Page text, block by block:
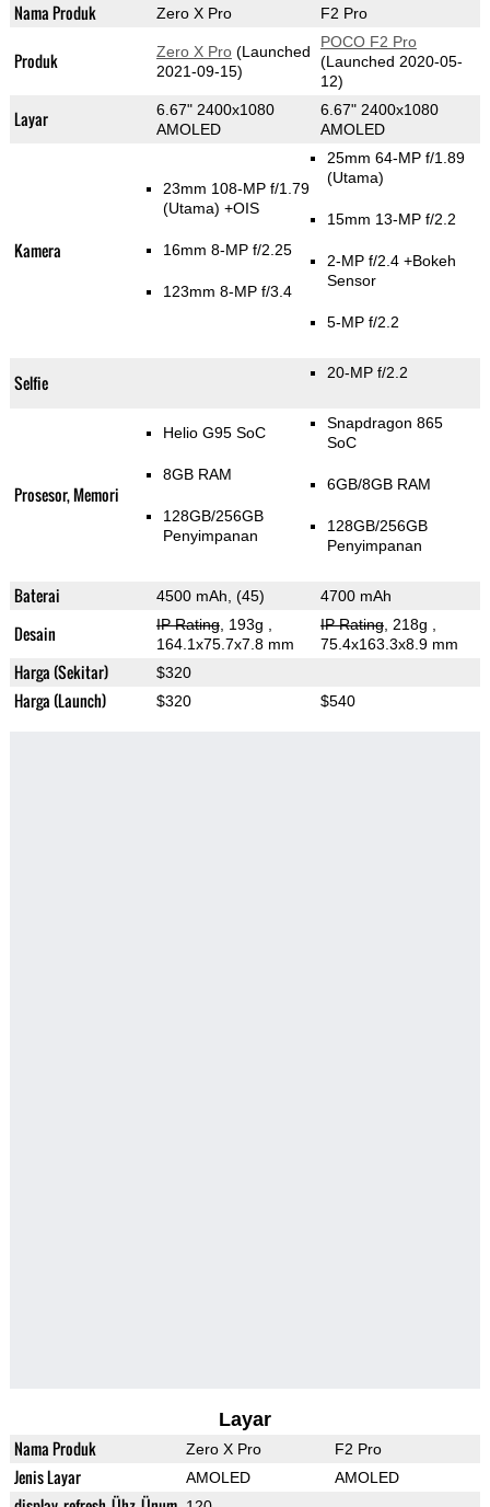
Nama Produk Zero X Pro F2 Pro
Produk Zero X Pro(Launched
2021-09-15)
POCO F2 Pro
(Launched 2020-05-
12)
Layar
6.67" 2400x1080
AMOLED
6.67" 2400x1080
AMOLED
Kamera
23mm 108-MP f/1.79
(Utama) +OIS
16mm 8-MP f/2.25
123mm 8-MP f/3.4
25mm 64-MP f/1.89
(Utama)
15mm 13-MP f/2.2
2-MP f/2.4 +Bokeh
Sensor
5-MP f/2.2
Selfie 20-MP f/2.2
Prosesor, Memori
Helio G95 SoC
8GB RAM
128GB/256GB
Penyimpanan
Snapdragon 865
SoC
6GB/8GB RAM
128GB/256GB
Penyimpanan
Baterai 4500 mAh, (45) 4700 mAh
Desain IP Rating, 193g
164.1x75.7x7.8 mm
IP Rating, 218g
75.4x163.3x8.9 mm
Harga (Sekitar) $320
Harga (Launch) $320 $540
Layar
Nama Produk Zero X Pro F2 Pro
Jenis Layar AMOLED AMOLED